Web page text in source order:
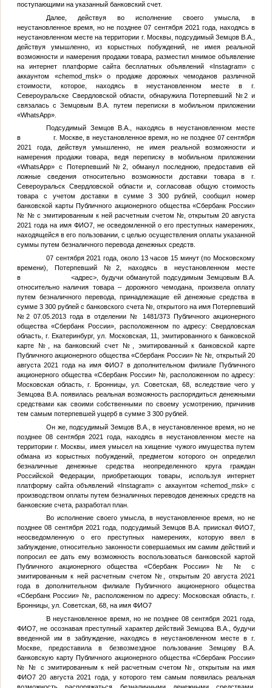
поступающими на указанный банковский счет.
Далее, действуя во исполнение своего умысла, в
неустановленное время, но не позднее 07 сентября 2021 года, находясь в
неустановленном месте на территории г. Москвы, подсудимый Земцов В.А.
действуя умышленно, из корыстных побуждений, не имея реальной
возможности и намерения продажи товара, разместил мнимое объявление
на интернет платформе сайта бесплатных объявлений «Instagram» с
аккаунтом «chemod_msk» о продаже дорожных чемоданов различной
стоимости, которое, находясь в неустановленном месте в г.
Североуральске Свердловской области, обнаружилаПотерпевший №2 и
связалась сЗемцовым В.А.
путем переписки в мобильном приложении
«WhatsApp».
Подсудимый Земцов В.А.
, находясь в неустановленном месте
в г. Москве, в неустановленное время, но не позднее 07 сентября
2021 года, действуя умышленно, не имея реальной возможности и
намерения продажи товара, ведя переписку в мобильном приложении
«WhatsApp» с
Потерпевший №2 , обманул последнюю, предоставив ей
ложные сведения относительно возможности доставки товара в г.
Североуральск Свердловской области и, согласовав общую стоимость
товара с учетом доставки в сумме 3 300 рублей, сообщил номер
банковской карты Публичного акционерного общества «Сбербанк России»
№ № с эмитированным к ней расчетным счетом № , открытым 20 августа
2021 года на имя ФИО7 , не осведомленной о его преступных намерениях,
находящейся в его пользовании, с целью осуществления оплаты указанной
суммы путем безналичного перевода денежных средств.
07 сентября 2021 года, около 13 часов 15 минут (по Московскому
времени), Потерпевший №2 , находясь в неустановленном месте
в<адрес> , будучи обманутой подсудимым Земцовым В.А.
относительно наличия товара – дорожного чемодана, произвела оплату
путем безналичного перевода, принадлежащие ей денежные средства в
сумме 3 300 рублей с банковского счета №, открытого на имяПотерпевший
№2 07.05.2013 года в отделении № 1481/373 Публичного акционерного
общества «Сбербанк России», расположенном по адресу: Свердловская
область, г. Екатеринбург, ул. Московская, 11, эмитированного к банковской
карте № , на банковский счет №
, эмитированный к банковской карте
Публичного акционерного общества «Сбербанк России» № № , открытый 20
августа 2021 года на имяФИО7 в дополнительном филиале Публичного
акционерного общества «Сбербанк России» № , расположенном по адресу:
Московская область, г. Бронницы, ул. Советская, 68, вследствие чего у
Земцова В.А. появилась реальная возможность распорядиться денежными
средствами как своими собственными по своему усмотрению, причинив
тем самым потерпевшей ущерб в сумме 3 300 рублей.
Он же, подсудимый Земцов В.А.
, в неустановленное время, но не
позднее 08 сентября 2021 года, находясь в неустановленном месте на
территории г. Москвы, имея умысел на хищение чужого имущества путем
обмана из корыстных побуждений, предметом которого он определил
безналичные денежные средства неопределенного круга граждан
Российской Федерации, приобретающих товары, используя интернет
платформу сайта объявлений «Instagram» с аккаунтом «chemod_msk» с
производством оплаты путем безналичных переводов денежных средств на
банковские счета, разработал план.
Во исполнение своего умысла, в неустановленное время, но не
позднее 08 сентября 2021 года, подсудимыйЗемцов В.А. приискалФИО7
неосведомленную о его преступных намерениях, которую ввел в
заблуждение, относительно законности совершаемых им самим действий и
попросил ее дать ему возможность воспользоваться банковской картой
Публичного акционерного общества «Сбербанк России» №
№
с
эмитированным к ней расчетным счетом №
, открытым 20 августа 2021
года в дополнительном филиале Публичного акционерного общества
«Сбербанк России» №
, расположенном по адресу: Московская область, г.
Бронницы, ул. Советская, 68, на имя ФИО7
В неустановленное время, но не позднее 08 сентября 2021 года,
ФИО7, не осознавая преступный характер действийЗемцова В.А.
, будучи
введенной им в заблуждение, находясь в неустановленном месте в г.
Москве, предоставила в безвозмездное пользование Земцову В.А.
банковскую карту Публичного акционерного общества «Сбербанк России»
№ № с эмитированным к ней расчетным счетом №
, открытым на имя
ФИО720 августа 2021 года, у которого тем самым появилась реальная